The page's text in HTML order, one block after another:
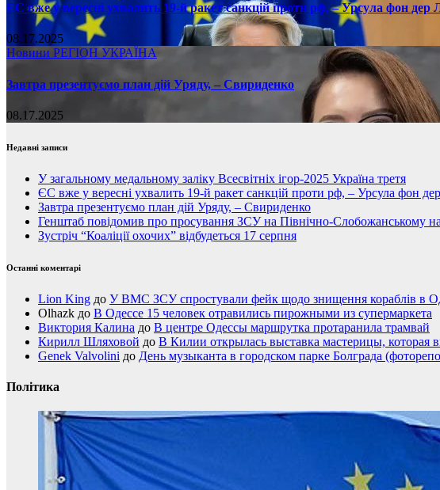
ЄС вже у вересні ухвалить 19-й ракет санкцій проти рф, – Урсула фон дер
08.17.2025
Новини РЕГІОН УКРАЇНА
Завтра презентуємо план дій Уряду, – Свириденко
08.17.2025
Недавні записи
У загальному медальному заліку Всесвітніх ігор-2025 Україна третя
ЄС вже у вересні ухвалить 19-й ракет санкцій проти рф, – Урсула фон
Завтра презентуємо план дій Уряду, – Свириденко
Генштаб повідомив про просування ЗСУ на Північно-Слобожанському
Зустріч “Коаліції охочих” відбудеться 17 серпня
Останні коментарі
Lion King до У ВМС ЗСУ спростували фейк щодо знищення кораблів в
Olhazk до В Одессе 15 человек отравились пирожными из супермаркета
Виктория Калина до В центре Одессы маршрутка протаранила трамвай
Кирилл Шляховой до В Килии открылась выставка мастерицы, которая
Genek Valvolini до День музыканта в городском парке Болграда
Політика